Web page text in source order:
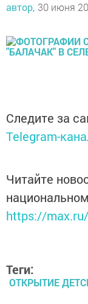
автор, 30 июня
Следите за
Telegram-
Читайте
https://
Теги:
ОТКРЫТИЕ